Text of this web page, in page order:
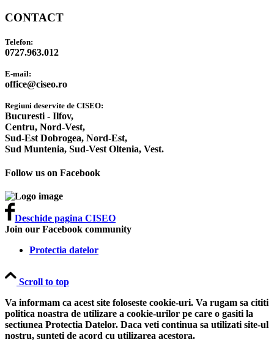
CONTACT
Telefon:
0727.963.012
E-mail:
office@ciseo.ro
Regiuni deservite de CISEO:
Bucuresti - Ilfov,
Centru, Nord-Vest,
Sud-Est Dobrogea, Nord-Est,
Sud Muntenia, Sud-Vest Oltenia, Vest.
Follow us on Facebook
Deschide pagina CISEO
Join our Facebook community
Protectia datelor
Scroll to top
Va informam ca acest site foloseste cookie-uri. Va rugam sa cititi
politica noastra de utilizare a cookie-urilor pe care o gasiti la
sectiunea Protectia Datelor. Daca veti continua sa utilizati site-ul
nostru, sunteti de acord cu utilizarea acestora.